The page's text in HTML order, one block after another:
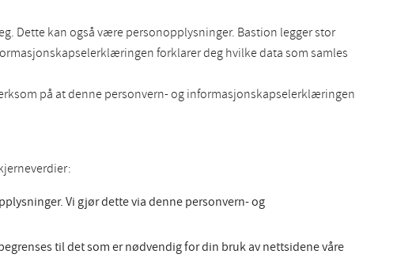
Dette kan også være personopplysninger. Bastion legger stor
forklarer deg hvilke data som samles
på at denne personvern- og informasjonskapselerklæringen
Vi gjør dette via denne personvern- og
til det som er nødvendig for din bruk av nettsidene våre